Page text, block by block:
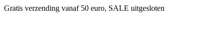
14 dagen bedenktijd, snel geld terug!